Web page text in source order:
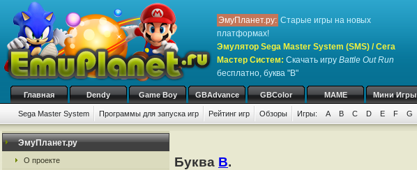
ЭмуПланет.ру: Старые игры на новых
платформах!
Эмулятор Sega Master System (SMS) / Сега
Мастер Систем: Скачать игру Battle Out Run
бесплатно, буква "B"
Главная Dendy Game Boy GBAdvance GBColor MAME Мини Игры
Sega Master System Программы для запуска игр Рейтинг игр Обзоры Игры: A B C D E F G
ЭмуПланет.ру
О проекте Буква B.